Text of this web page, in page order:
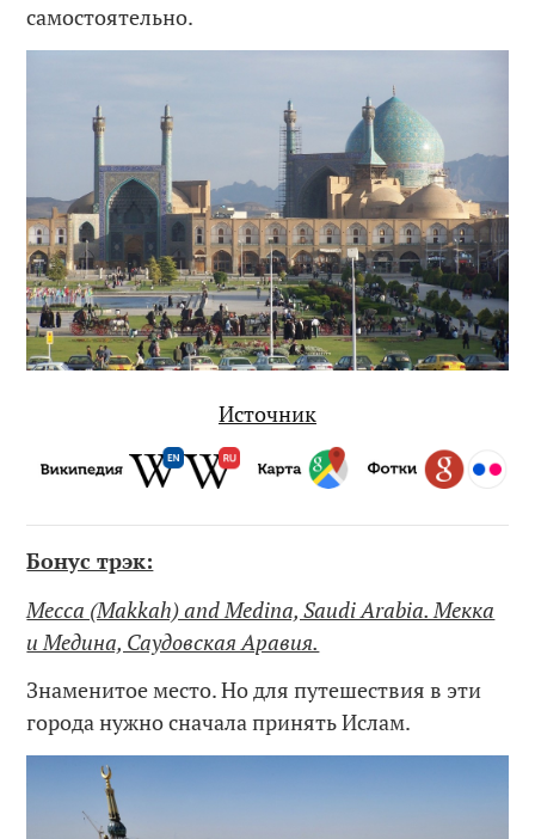
самостоятельно.
Источник
Бонус трэк:
Mecca (Makkah) and Medina, Saudi Arabia. Мекка
и Медина, Саудовская Аравия.
Знаменитое место. Но для путешествия в эти
города нужно сначала принять Ислам.